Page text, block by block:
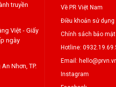
truyền
Việt - Giấy
ngày
Nhơn, TP.
Về PR Việt Nam
Điều khoản sử dụng
Chính sách bảo mật
Hotline:
Email:
Instagram